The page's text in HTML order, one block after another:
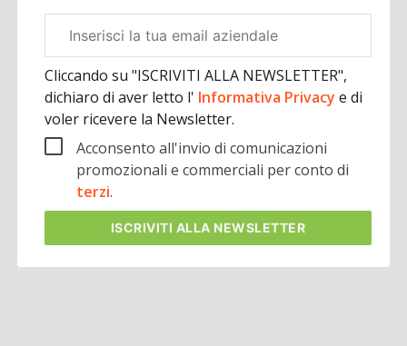
aziendale
Cliccando su "ISCRIVITI ALLA NEWSLETTER",
dichiaro di aver letto l' Informativa Privacye di
voler ricevere la Newsletter.
Acconsento all'invio di comunicazioni
promozionali e commerciali per conto di
terzi.
ISCRIVITI ALLA NEWSLETTER